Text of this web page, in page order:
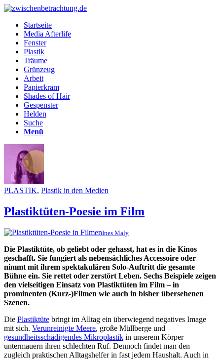
Startseite
Media Afterlife
Fenster
Plastik
Träume
Grünzeug
Arbeit
Papierkram
Shades of Hair
Gespenster
Helden
Suche
Menü
PLASTIK, Plastik in den Medien
Plastiktüten-Poesie im Film
Ines Maly
Die Plastiktüte, ob geliebt oder gehasst, hat es in die Kinos
geschafft. Sie fungiert als nebensächliches Accessoire oder
nimmt mit ihrem spektakulären Solo-Auftritt die gesamte
Bühne ein. Sie rettet oder zerstört Leben. Sechs Beispiele zeigen
den vielseitigen Einsatz von Plastiktüten im Film – in
prominenten (Kurz-)Filmen wie auch in bisher übersehenen
Szenen.
Die Plastiktüte bringt im Alltag ein überwiegend negatives Image
mit sich. Verunreinigte Meere, große Müllberge und
gesundheitsschädigendes Mikroplastik in unserem Körper
untermauern ihren schlechten Ruf. Dennoch findet man den
zugleich praktischen Alltagshelfer in fast jedem Haushalt. Auch in